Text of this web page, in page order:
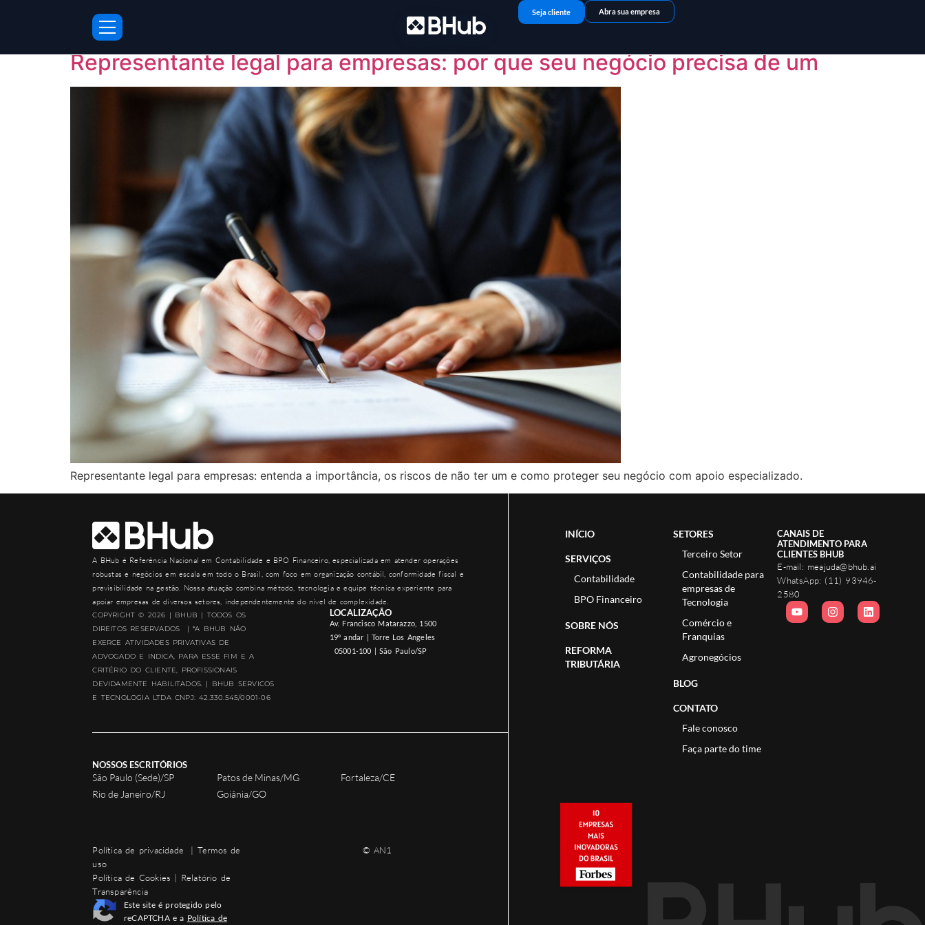
Seja cliente Abra sua empresa
Dia: 5 de dezembro de 2025
Representante legal para empresas: por que seu negócio precisa de um
Representante legal para empresas: entenda a importância, os riscos de não ter um e como proteger seu negócio com apoio especializado.
A BHub é Referência Nacional em Contabilidade e BPO Financeiro, especializada em atender operações
robustas e negócios em escala em todo o Brasil, com foco em organização contábil, conformidade fiscal e
previsibilidade na gestão. Nossa atuação combina método, tecnologia e equipe técnica experiente para
apoiar empresas de diversos setores, independentemente do nível de complexidade.
COPYRIGHT © 2026 | BHUB | TODOS OS
DIREITOS RESERVADOS | *A BHUB NÃO
EXERCE ATIVIDADES PRIVATIVAS DE
ADVOGADO E INDICA, PARA ESSE FIM E A
CRITÉRIO DO CLIENTE, PROFISSIONAIS
DEVIDAMENTE HABILITADOS. | BHUB SERVICOS
E TECNOLOGIA LTDA CNPJ: 42.330.545/0001-06
LOCALIZAÇÃO
Av. Francisco Matarazzo, 1500
19º andar | Torre Los Angeles
05001-100 | São Paulo/SP
NOSSOS ESCRITÓRIOS
São Paulo (Sede)/SP
Rio de Janeiro/RJ
Patos de Minas/MG
Goiânia/GO
Fortaleza/CE
Política de privacidade | Termos de
uso
Política de Cookies | Relatório de
Transparência
Este site é protegido pelo
reCAPTCHA e a Política de
© AN1
INÍCIO
SERVIÇOS
Contabilidade
BPO Financeiro
SOBRE NÓS
REFORMA
TRIBUTÁRIA
SETORES
Terceiro Setor
Contabilidade para
empresas de
Tecnologia
Comércio e
Franquias
Agronegócios
BLOG
CONTATO
Fale conosco
Faça parte do time
CANAIS DE
ATENDIMENTO PARA
CLIENTES BHUB
E-mail: meajuda@bhub.ai
WhatsApp: (11) 93946-
2580